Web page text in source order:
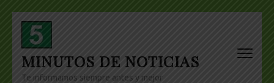
Skip
content
(Press
Enter)
MINUTOS DE NOTICIAS
Te informamos siempre antes y mejor